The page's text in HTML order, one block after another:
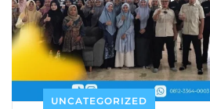
UNCATEGORIZED